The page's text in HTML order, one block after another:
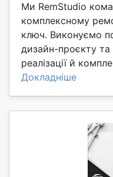
Ми RemStudio
комплексному
ключ. Виконуємо
дизайн-проєкту
реалізації й
Докладніше